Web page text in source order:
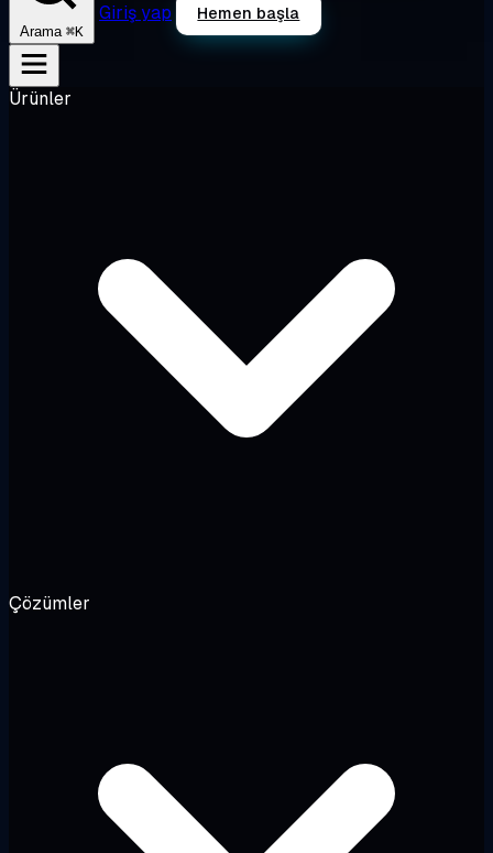
Arama ⌘K
Giriş yap Hemen başla
Ürünler
Çözümler